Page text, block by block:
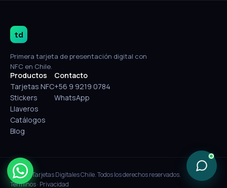
td
Primera tarjeta de presentación digital con
NFC en Chile.
Productos
Tarjetas NFC
Stickers
Llaveros
Catálogos
Blog
Contacto
+56 9 9219 0784
WhatsApp
© 2026 Tarjetas Digitales Chile. Todos los derechos reservados.
Términos· Privacidad